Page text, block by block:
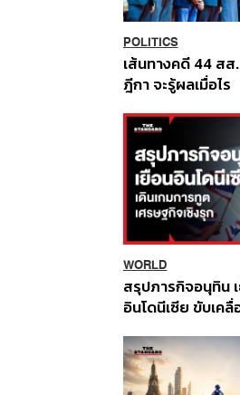
POLITICS
เส้นทางคดี 44 สส
ฎีกา จะรู้ผลเมื่อไร
WORLD
สรุปภารกิจอนุทิน
อินโดนีเซีย ขับเค
ส่วนยุทธศาสตร์ไ
อินโดนีเซีย